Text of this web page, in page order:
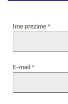
Ime prezime*
E-mail *